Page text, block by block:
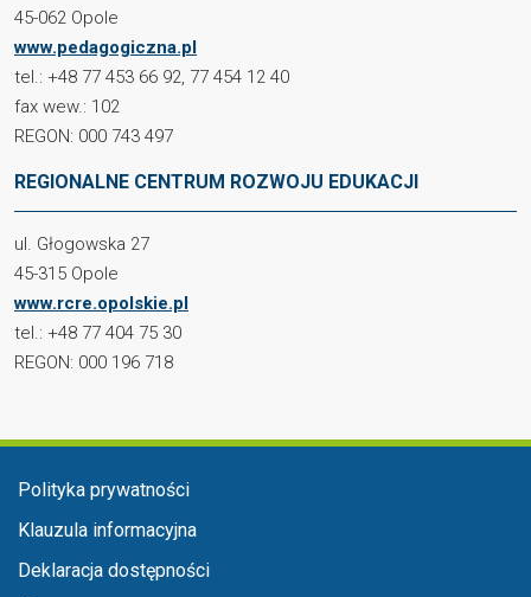
45-062 Opole
www.pedagogiczna.pl
tel.: +48 77 453 66 92, 77 454 12 40
fax wew.: 102
REGON: 000 743 497
REGIONALNE CENTRUM ROZWOJU EDUKACJI
ul. Głogowska 27
45-315 Opole
www.rcre.opolskie.pl
tel.: +48 77 404 75 30
REGON: 000 196 718
Menu stopka
Polityka prywatności
Klauzula informacyjna
Deklaracja dostępności